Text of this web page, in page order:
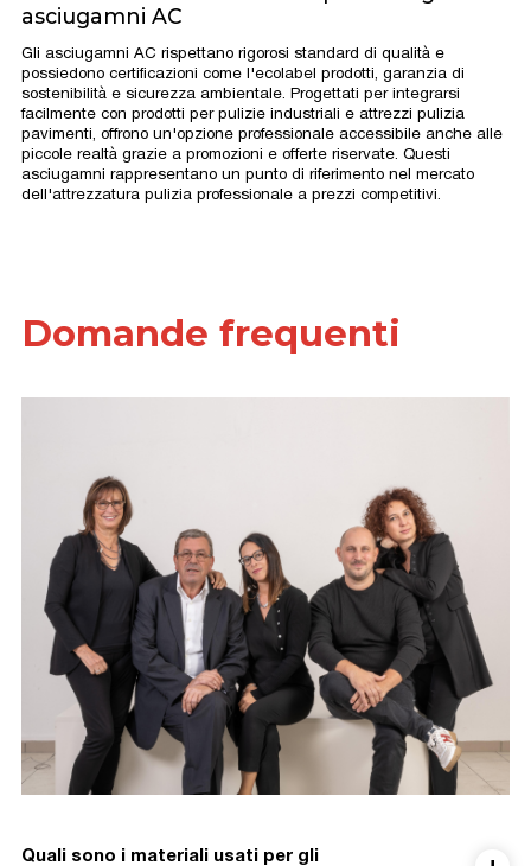
asciugamni AC
Gli asciugamni AC rispettano rigorosi standard di qualità e
possiedono certificazioni come l'ecolabel prodotti, garanzia di
sostenibilità e sicurezza ambientale. Progettati per integrarsi
facilmente con prodotti per pulizie industriali e attrezzi pulizia
pavimenti, offrono un'opzione professionale accessibile anche alle
piccole realtà grazie a promozioni e offerte riservate. Questi
asciugamni rappresentano un punto di riferimento nel mercato
dell'attrezzatura pulizia professionale a prezzi competitivi.
Domande frequenti
Quali sono i materiali usati per gli